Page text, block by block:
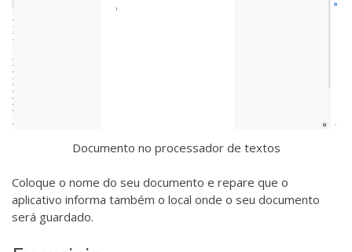
Documento no processador de textos
Coloque o nome do seu documento e repare que o
aplicativo informa também o local onde o seu documento
será guardado.